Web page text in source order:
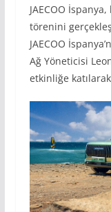
JAECOO
törenini
JAECOO
Ağ Yöneticisi
etkinliğe